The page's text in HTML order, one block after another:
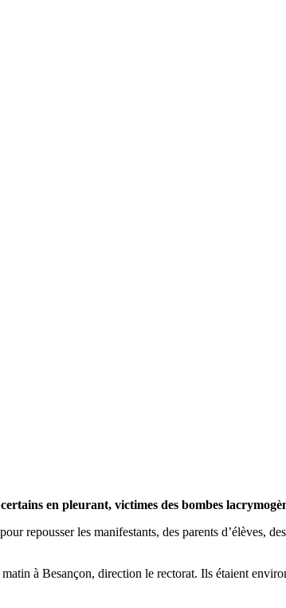
en pleurant, victimes des bombes
repousser les manifestants, des parents d’élèves,
à Besançon, direction le rectorat. Ils étaient